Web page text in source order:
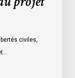
civiles,